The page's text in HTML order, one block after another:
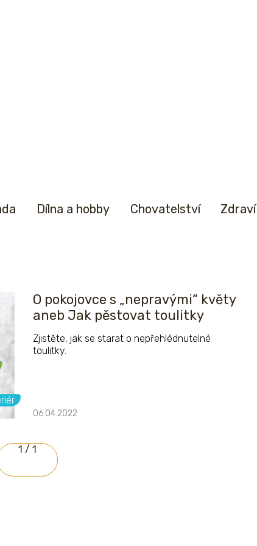
Dílna a hobby Chovatelství Zdraví
O pokojovce s „nepravými“ květy
aneb Jak pěstovat toulitky
Zjistěte, jak se starat o nepřehlédnutelné
toulitky.
06.04.2022
1 / 1